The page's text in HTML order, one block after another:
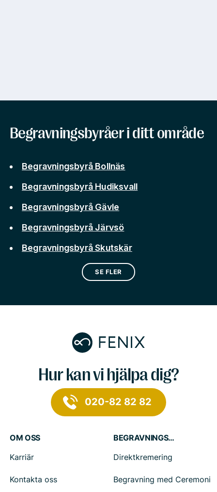
Begravningsbyråer i ditt område
Begravningsbyrå Bollnäs
Begravningsbyrå Hudiksvall
Begravningsbyrå Gävle
Begravningsbyrå Järvsö
Begravningsbyrå Skutskär
SE FLER
Hur kan vi hjälpa dig?
020-82 82 82
OM OSS
Karriär
Kontakta oss
BEGRAVNINGSTJÄNSTER
Direktkremering
Begravning med Ceremoni